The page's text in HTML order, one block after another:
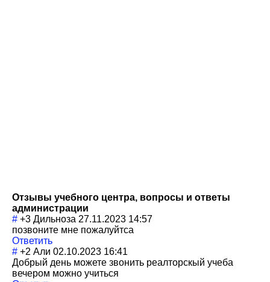
Отзывы учебного центра, вопросы и ответы
администрации
# +3 Дильноза 27.11.2023 14:57
позвоните мне пожалуйтса
Ответить
# +2 Али 02.10.2023 16:41
Добрый день можете звонить реалторскый учеба
вечером можно учиться